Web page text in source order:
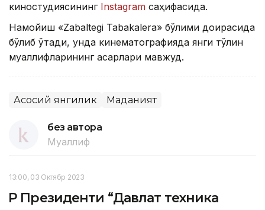
киностудиясининг Instagram саҳифасида.
Намойиш «Zabaltegi Tabakalera» бўлими доирасида
бўлиб ўтади, унда кинематографияда янги тўлқин
муаллифларининг асарлари мавжуд.
Асосий янгилик Маданият
без автора
Муаллиф
13:00, 03 Октябр 2023
ҚР Президенти “Давлат техника